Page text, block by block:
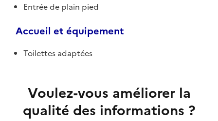
Entrée de plain pied
Accueil et équipement
Toilettes adaptées
Voulez-vous améliorer la
qualité des informations ?